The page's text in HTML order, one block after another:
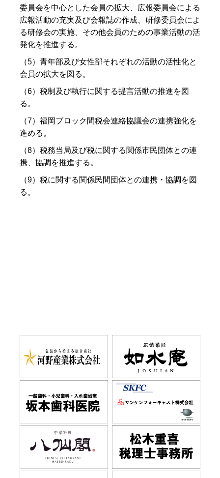
委員会を中心とした会員の拡大、広報委員会による
広報活動の充実及び会報誌の作成、研修委員会によ
る研修会の実施、その他会員のための事業活動の活
発化を推進する。
（5）青年部及び女性部それぞれの活動の活性化と
会員の拡大を図る。
（6）税制及び執行に関する提言活動の推進を図
る。
（7）福岡ブロック間税会連絡協議会の連携強化を
進める。
（8）税務当局及び税に関する関係市民団体との連
携、協調を推進する。
（9）税に関する関係民間団体との連携・協調を図
る。